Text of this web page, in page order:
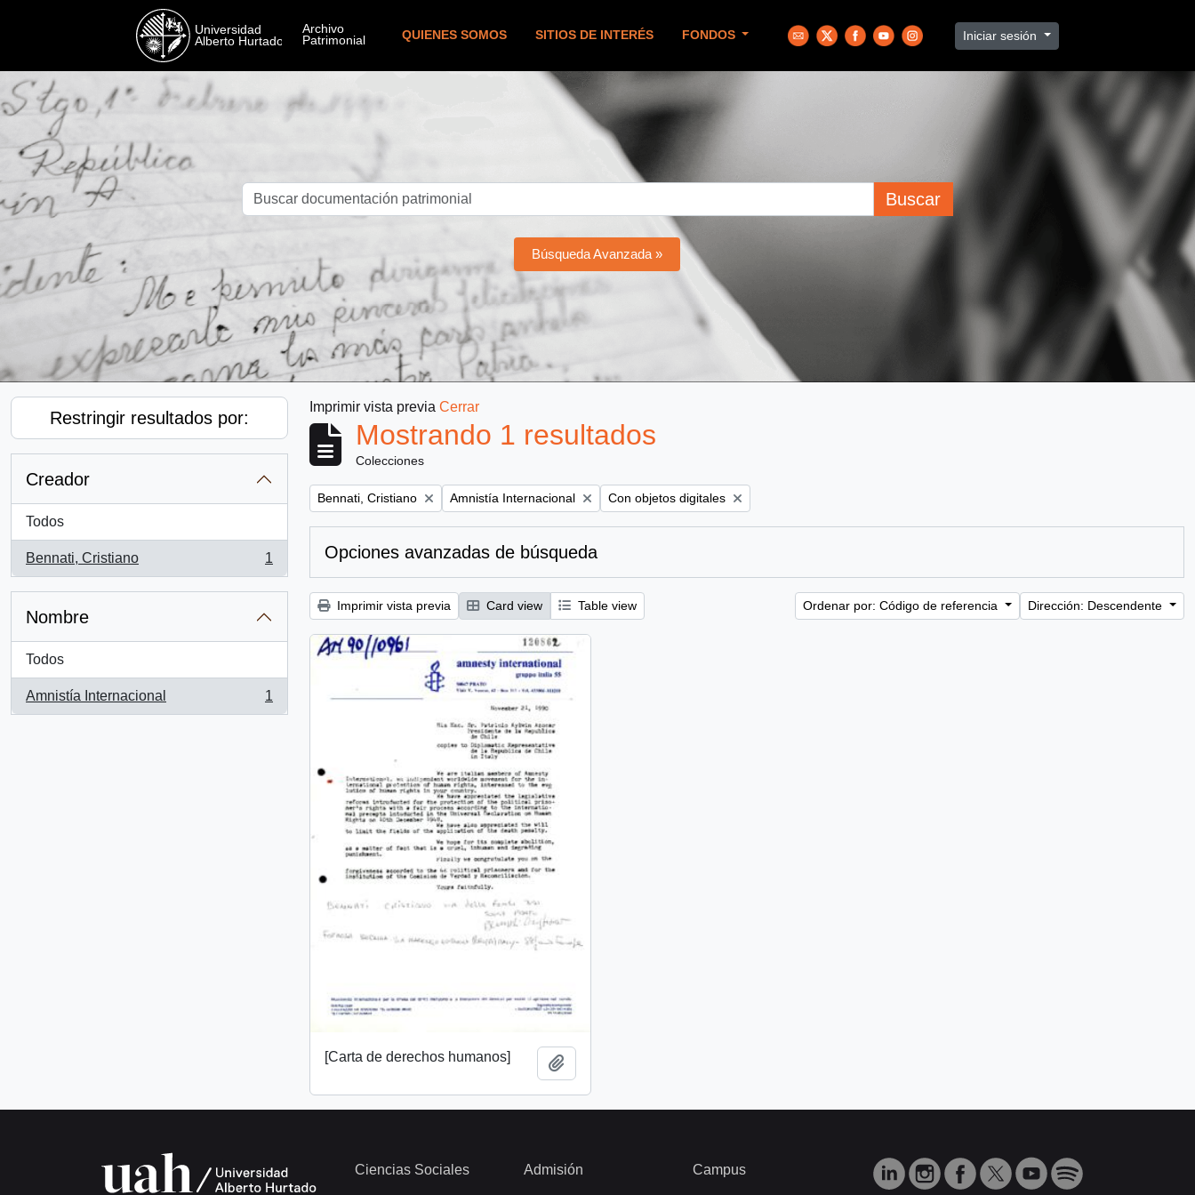
QUIENES SOMOS SITIOS DE INTERÉS FONDOS Iniciar sesión
Buscar
Búsqueda Avanzada »
Restringir resultados por:
Creador
Todos
Bennati, Cristiano
, 1 resultados
1
Nombre
Todos
Amnistía Internacional
, 1 resultados
1
Imprimir vista previa Cerrar
Mostrando 1 resultados
Colecciones
Remove filter:
Bennati, Cristiano Remove filter:
Amnistía Internacional Remove filter:
Con objetos digitales
Opciones avanzadas de búsqueda
Imprimir vista previa Card view Table view Ordenar por: Código de referencia Dirección: Descendente
[Carta de derechos humanos]
Ciencias Sociales Admisión Campus